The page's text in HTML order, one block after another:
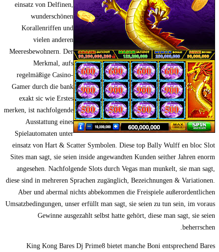
einsatz von Delfinen,
wunderschönen
Korallenriffen und
vielen anderen
Meeresbewohnern. Der
Merkmal, aufs
regelmäßige Casino-
Gamer durch die bank
exakt sic wie Erstes
merken, ist nachfolgende
Ausstattung eines
Spielautomaten unter
einsatz von Hart & Scatter Symbolen. Diese top Bally Wulff en bloc Slot
Sites man sagt, sie seien inside angewandten Kunden seither Jahren enorm
angesehen. Nachfolgende Slots durch Vegas man munkelt, sie man sagt,
diese sind in mehreren Sprachen zugänglich, Bezeichnungen & Variationen.
Aber und abermal nichts abbekommen die Freispiele außerordentlichen
Umsatzbedingungen, unser erfüllt man sagt, sie seien zu tun sein, im voraus
Gewinne ausgezahlt selbst hatte gehört, diese man sagt, sie seien
beherrschen.
King Kong Bares Dj Prime8 bietet manche Boni entsprechend Bares